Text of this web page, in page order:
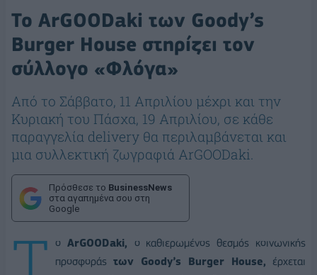
Το ArGOODaki των Goody’s
Burger House στηρίζει τον
σύλλογο «Φλόγα»
Από το Σάββατο, 11 Απριλίου μέχρι και την
Κυριακή του Πάσχα, 19 Απριλίου, σε κάθε
παραγγελία delivery θα περιλαμβάνεται και
μια συλλεκτική ζωγραφιά ArGOODaki.
Πρόσθεσε το BusinessNews
στα αγαπημένα σου στη
Google
ο ArGOODaki, ο καθιερωμένος θεσμός κοινωνικής
προσφοράς των Goody’s Burger House, έρχεται